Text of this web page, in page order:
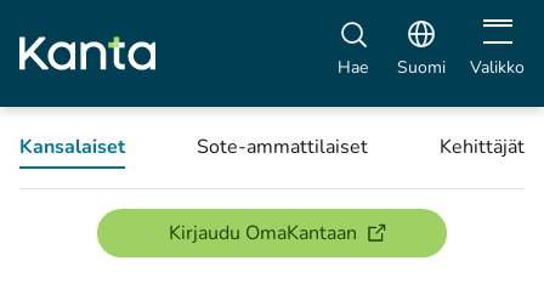
Hae Suomi Avaa
Valikko
Kansalaiset Sote-ammattilaiset Kehittäjät
Kirjaudu OmaKantaan(avautuu uuteen